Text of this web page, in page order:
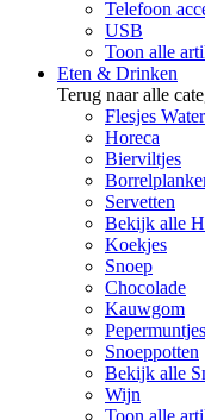
Telefoon
USB
Toon alle
Eten & Drinken
Terug naar alle
Flesjes Water
Horeca
Bierviltjes
Servetten
Bekijk alle
Koekjes
Snoep
Chocolade
Kauwgom
Pepermuntjes
Snoeppotten
Bekijk alle
Wijn
Toon alle